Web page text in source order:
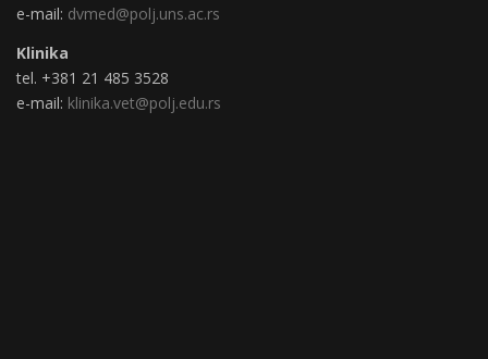
e-mail: dvmed@polj.uns.ac.rs
Klinika
tel. +381 21 485 3528
e-mail: klinika.vet@polj.edu.rs